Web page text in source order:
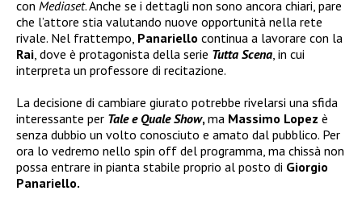
con Mediaset. Anche se i dettagli non sono ancora chiari, pare
che l’attore stia valutando nuove opportunità nella rete
rivale. Nel frattempo, Panariello continua a lavorare con la
Rai, dove è protagonista della serie Tutta Scena, in cui
interpreta un professore di recitazione.
La decisione di cambiare giurato potrebbe rivelarsi una sfida
interessante per Tale e Quale Show,ma Massimo Lopez è
senza dubbio un volto conosciuto e amato dal pubblico. Per
ora lo vedremo nello spin off del programma, ma chissà non
possa entrare in pianta stabile proprio al posto di Giorgio
Panariello.